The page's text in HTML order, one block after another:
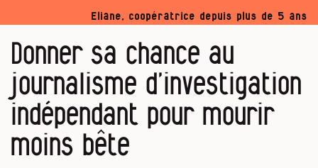
Eliane, coopératrice depuis plus de 5 ans
Donner sa chance au
journalisme d’investigation
indépendant pour mourir
moins bête